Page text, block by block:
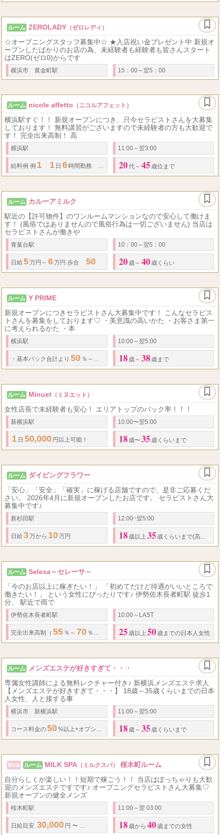
ルーム ZEROLADY （ゼロレディ）
☆オープニングスタッフ募集中☆ ★入店祝い金プレゼント中 新規オ
ープンしたばかりのお店の為、未経験者も経験者も皆さんスタート
はZERO(ゼロ0)からです
横浜市 黄金町駅 15：00～翌5：00
ルーム nicole affetto （ニコルアフェット）
横浜駅すぐ！！ 新規オープンにつき、只今セラピストさんを大募集
しております！ 無料講習がございますので未経験者の方も大歓迎で
す！ 完全出来高制！ 高
横浜駅 11:00～翌3:00
給料例 例 1 1 日 6 時間勤務 分コース 2名接客 ￥
20代～ 45 歳位まで
ルーム カルーアミルク
駅近の【許可物件】のワンルームマンションなので安心して働けま
す！ (風俗ではありませんので風俗行為は一切ございません) 当店は
セラピストさんが働きや
青葉台駅 10：00～翌5：00
日給 5万円～ 6万円 歩合 50 %以上 オプション・ 指名料は全額バック ※ス
20 歳～ 40 歳くらい
ルーム Y PRIME
新規オープンにつきセラピストさん大募集中です！ こんなセラピス
トさんを募集をしております♡ ・美意識の高いかた ・お客さま第一
に考えられるかた ・本
横浜駅 10:00～翌5:00
・ 基本バック合計より 50 ％～ 60 OPと指名料は 100
18 歳～ 38 歳まで
ルーム Minuet （ミヌエット）
女性店長で未経験者も安心！ エリアトップのバック率！！！
新横浜駅 10:00〜翌5:00
1 日 50,000 円以上可能！ 18 歳〜 35 歳くらいまで
ルーム ダイビングフラワー
「安心」「安全」「確実」に稼げる店舗ですので、是非ご応募くだ
さい。 2026年4月に新規オープンしたお店です。 セラピストさん大
募集中です♪
新杉田駅 12:00~翌5:00
日給 3万から 10万円 18 歳以上 35 歳くらいまで(高校生不可)
ルーム Selesa～セレーサ～
「今のお店以上に稼ぎたい！」 「初めてだけど待遇がいいところで
働きたい！」 という女性にぴったりです♪ 伊勢佐木長者町駅 徒歩1
分、 駅近で雨で
伊勢佐木長者町駅 10:00～LAST
完全出来高制（ 55 ％～ 70 ％） 完全日払い （ 1日35000円も可能）
25 歳以上 50 歳までの日本人女性
ルーム
メンズエステが好きすぎて・・・
専属女性講師による無料レクチャー付き♪ 新横浜メンズエステ求人
【メンズエステが好きすぎて・・・】 18歳～35歳くらいまでの日本
人女性、人と接する事
横浜市 新横浜駅 11:00～翌5:00
コース料金の50%以上+オプション料 100％バック!! 本指名料100
18 歳～ 35 歳くらいまで
New ルーム MILK SPA （ミルクスパ）
桜木町ルーム
自分らしくが楽しい！！短期で稼ごう！！ 当店はぽっちゃりも大歓
迎のメンズエステですです♪ オープニングセラピストさん大募集♡
新規オープンの健全メンズ
桜木町駅 11:00～翌 03:00
日給 目安 30,000 円 〜 40,000 最低保証 あり5,000円 ～
18 歳から 40 歳までの女性